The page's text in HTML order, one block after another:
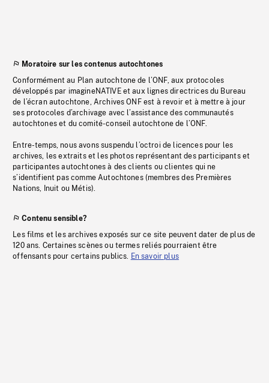
Moratoire sur les contenus autochtones
Conformément au Plan autochtone de l’ONF, aux protocoles
développés par imagineNATIVE et aux lignes directrices du Bureau
de l’écran autochtone, Archives ONF est à revoir et à mettre à jour
ses protocoles d’archivage avec l’assistance des communautés
autochtones et du comité-conseil autochtone de l’ONF.
Entre-temps, nous avons suspendu l’octroi de licences pour les
archives, les extraits et les photos représentant des participants et
participantes autochtones à des clients ou clientes qui ne
s’identifient pas comme Autochtones (membres des Premières
Nations, Inuit ou Métis).
Contenu sensible?
Les films et les archives exposés sur ce site peuvent dater de plus de
120 ans. Certaines scènes ou termes reliés pourraient être
offensants pour certains publics. En savoir plus